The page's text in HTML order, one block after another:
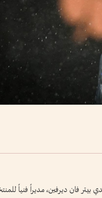
بيتر فان ديرفين، مديراً فنياً